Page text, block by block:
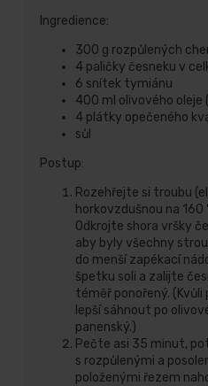
Ingredience:
300 g rozpůlených
4 paličky česneku v
6 snítek tymiánu
400 ml olivového oleje
4 plátky opečeného
sůl
Postup:
Rozehřejte si troubu
horkovzdušnou na 160
Odkrojte shora vršky
aby byly všechny
do menší zapékací
špetku soli a zalijte
téměř ponořený.
lepší sáhnout po
panenský.)
Pečte asi 35 minut,
s rozpůlenými a
položenými řezem